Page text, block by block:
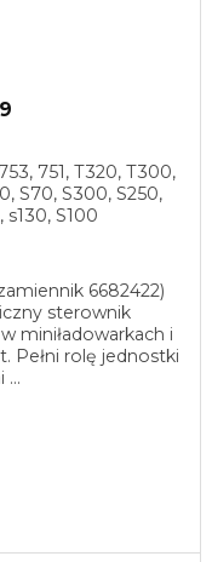
751, T320, T300,
S70, S300, S250,
s130, S100
6682422)
sterownik
miniładowarkach i
Pełni rolę jednostki
...